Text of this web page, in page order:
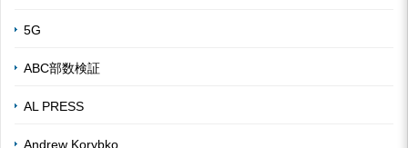
5G
ABC部数検証
AL PRESS
Andrew Korybko